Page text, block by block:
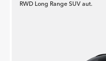
RWD Long Range SUV aut.